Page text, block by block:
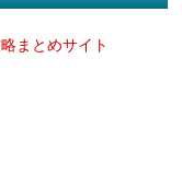
まとめサイト